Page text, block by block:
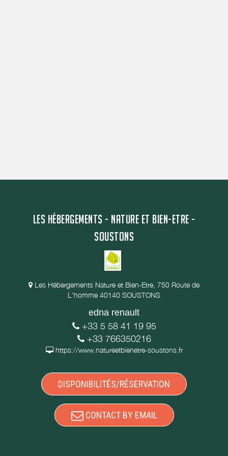
LES HÉBERGEMENTS - NATURE ET BIEN-ETRE -
SOUSTONS
Les Hébergements Nature et Bien-Etre, 750 Route de
L'homme 40140 SOUSTONS
edna renault
+33 5 58 41 19 95
+33 766350216
https://www.natureetbienetre-soustons.fr
DISPONIBILITÉS/RÉSERVATION
CONTACT BY EMAIL